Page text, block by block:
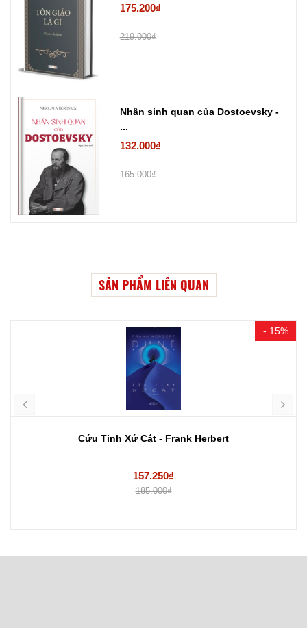
175.200₫
219.000₫
Nhân sinh quan của Dostoevsky -
...
132.000₫
165.000₫
SẢN PHẨM LIÊN QUAN
- 15%
Cứu Tinh Xứ Cát - Frank Herbert
157.250₫
185.000₫